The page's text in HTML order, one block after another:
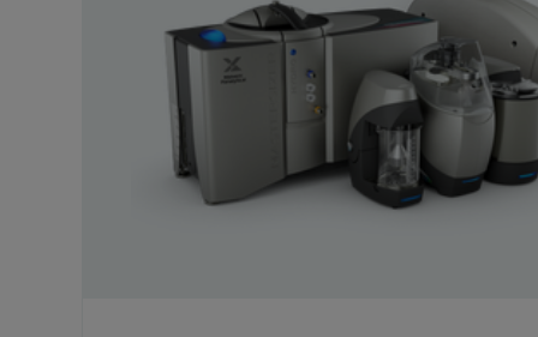
物理吸附分析仪(3)
竞争吸附分析仪
粒度分析仪
通孔孔径分析仪
多角动态光散射 (MADLS)(1)
差示扫描量热法 (DSC)
微流体